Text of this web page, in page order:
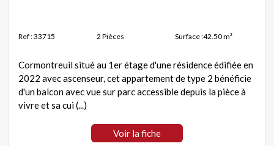
Ref : 33715 2 Pièces Surface :42.50 m²
Cormontreuil situé au 1er étage d'une résidence édifiée en
2022 avec ascenseur, cet appartement de type 2 bénéficie
d'un balcon avec vue sur parc accessible depuis la pièce à
vivre et sa cui (...)
Voir la fiche